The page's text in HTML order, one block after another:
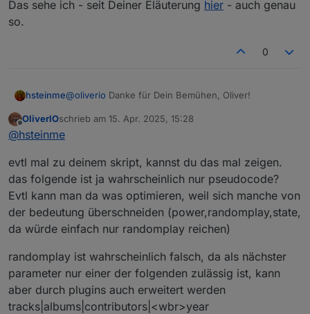
4/15/2025 3:21:43
0 true
false
PM.536
4/15/2025 3:22:33
0
4/15/2025 3:22:33
PM.865
0 true
4/15/2025 3:22:40
PM.567
2 true
PM.824
4/15/2025 3:23:21 PM.261 1 false
4/15/2025 3:23:21 PM.841 1
Das sehe ich - seit Deiner Eläuterung hier - auch genau
so.
0
hsteinme@oliverio Danke für Dein Bemühen, Oliver!
Das hatte ich letzte Woche auch schon getan - ohne
neue Erkenntnisse.
Aus meiner Sicht funktioniert hier alles
ordnungsgemäß.
Das sehe ich - seit Deiner Eläuterunghier- auch
genau so.
Offline
OliverIOschrieb am 15. Apr. 2025, 15:28
zuletzt editiert von
@hsteinme
evtl mal zu deinem skript, kannst du das mal zeigen.
das folgende ist ja wahrscheinlich nur pseudocode?
Evtl kann man da was optimieren, weil sich manche von
der bedeutung überschneiden (power,randomplay,state,
da würde einfach nur randomplay reichen)
randomplay ist wahrscheinlich falsch, da als nächster
parameter nur einer der folgenden zulässig ist, kann
aber durch plugins auch erweitert werden
tracks|albums|contributors|<wbr>year